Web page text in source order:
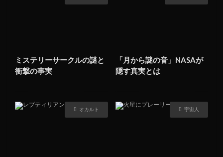
ミステリーサークルの謎と
衝撃の事実
「月から謎の音」NASAが
隠す真実とは
オカルト 宇宙人